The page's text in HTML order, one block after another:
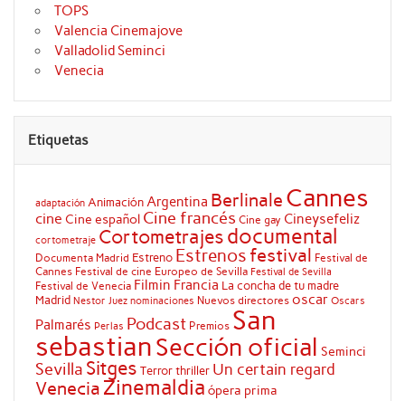
TOPS
Valencia Cinemajove
Valladolid Seminci
Venecia
Etiquetas
adaptación AnimaciónArgentina Berlinale Cannes
cine Cine español Cine francés Cine gay Cineysefeliz
cortometraje Cortometrajes documental
Documenta Madrid Estreno Estrenos festival Festival de
Cannes Festival de cine Europeo de Sevilla Festival de Sevilla
Festival de Venecia Filmin Francia La concha de tu madre
Madrid Nestor Juez nominaciones Nuevos directores oscar Oscars
Palmarés Perlas Podcast Premios San
sebastianSección oficial Seminci
Sevilla Sitges Terrorthriller Un certain regard
Venecia Zinemaldia ópera prima